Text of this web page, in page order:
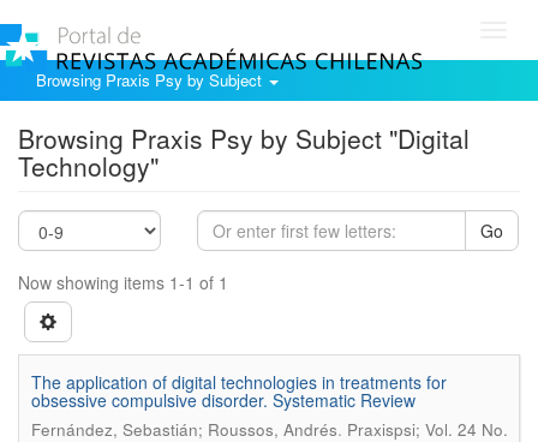
Browsing Praxis Psy by Subject
Browsing Praxis Psy by Subject "Digital
Technology"
Go
Now showing items 1-1 of 1
The application of digital technologies in treatments for
obsessive compulsive disorder. Systematic Review
Fernández, Sebastián; Roussos, Andrés. Praxispsi; Vol. 24 No.